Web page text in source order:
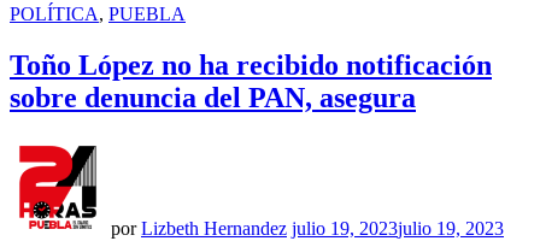
PUBLICADO
POLÍTICA, PUEBLA
Toño López no ha recibido notificación
sobre denuncia del PAN, asegura
por Lizbeth Hernandez julio 19, 2023julio 19, 2023